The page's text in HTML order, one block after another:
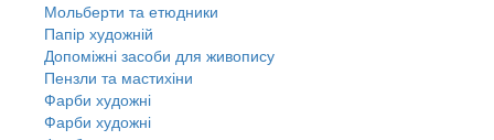
Мольберти та етюдники
Папір художній
Допоміжні засоби для живопису
Пензли та мастихіни
Фарби художні
Фарби художні